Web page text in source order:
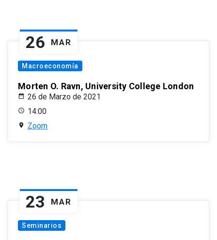
26 MAR
Macroeconomía
Morten O. Ravn, University College London
26 de Marzo de 2021
14:00
Zoom
23 MAR
Seminarios